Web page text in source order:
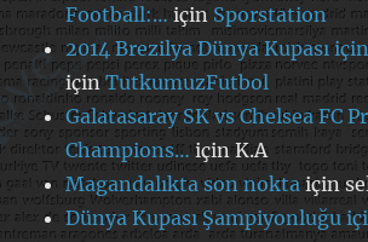
Football:… için Sporstation
2014 Brezilya Dünya Kupası
içinTutkumuzFutbol
Galatasaray SK vs Chelsea FC
Champions…içinK.A
Magandalıkta son nokta için
Dünya Kupası Şampiyonluğu